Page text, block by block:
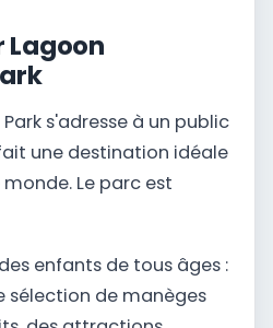
Lagoon
s'adresse à un public
une destination idéale
Le parc est
enfants de tous âges :
sélection de manèges